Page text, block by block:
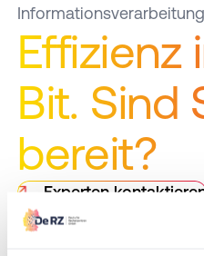
eine
Wir
Wir
und
Effizienz
Bit. Sind
bereit?
Experten